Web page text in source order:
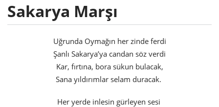
Sakarya Marşı
Uğrunda Oymağın her zinde ferdi
Şanlı Sakarya’ya candan söz verdi
Kar, fırtına, bora sükun bulacak,
Sana yıldırımlar selam duracak.
Her yerde inlesin gürleyen sesi